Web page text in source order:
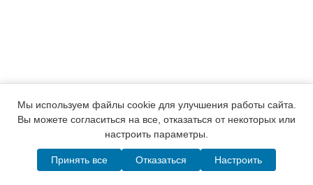
Написать в MAX Telegram WhatsApp Позвонить
Мы используем файлы cookie для улучшения работы сайта.
Вы можете согласиться на все, отказаться от некоторых или
настроить параметры.
Принять все Отказаться Настроить